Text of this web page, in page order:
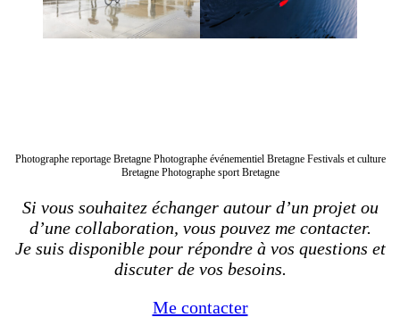
Photographe reportage Bretagne Photographe événementiel Bretagne Festivals et culture
Bretagne Photographe sport Bretagne
Si vous souhaitez échanger autour d’un projet ou
d’une collaboration, vous pouvez me contacter.
Je suis disponible pour répondre à vos questions et
discuter de vos besoins.
Me contacter